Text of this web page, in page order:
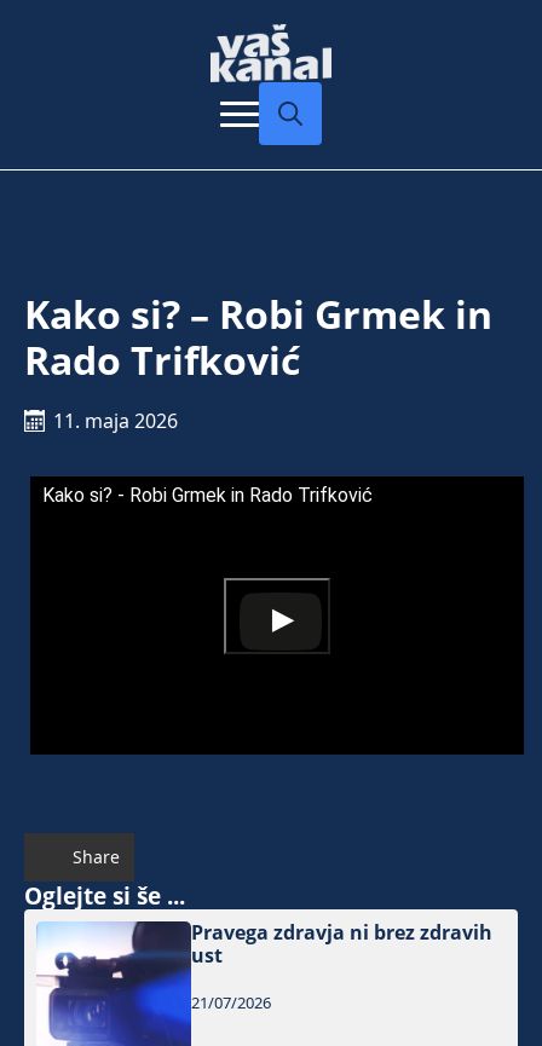
Kako si? – Robi Grmek in
Rado Trifković
11. maja 2026
Kako si? - Robi Grmek in Rado Trifković
Share
Oglejte si še ...
Pravega zdravja ni brez zdravih
ust
21/07/2026